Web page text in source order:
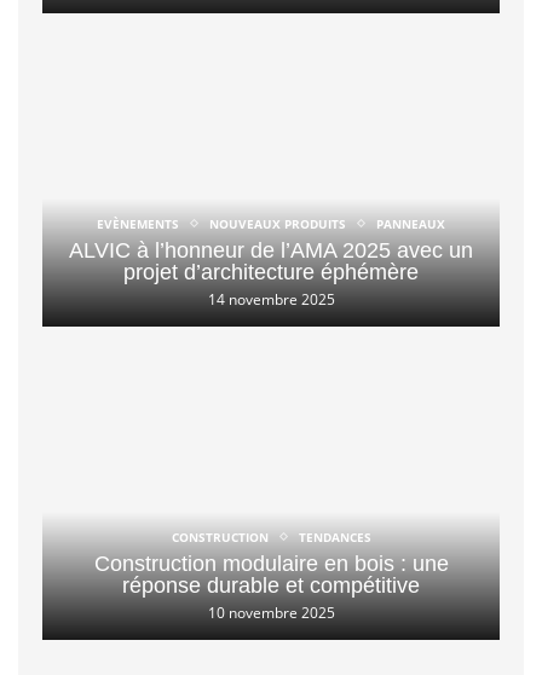
EVÈNEMENTS NOUVEAUX PRODUITS PANNEAUX
ALVIC à l’honneur de l’AMA 2025 avec un
projet d’architecture éphémère
14 novembre 2025
CONSTRUCTION TENDANCES
Construction modulaire en bois : une
réponse durable et compétitive
10 novembre 2025